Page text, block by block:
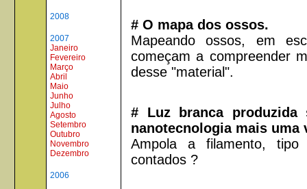
2008
2007
Janeiro
Fevereiro
Março
Abril
Maio
Junho
Julho
Agosto
Setembro
Outubro
Novembro
Dezembro
2006
# O mapa dos ossos.
Mapeando ossos, em
começam a compreender
desse "material".
# Luz branca
nanotecnologia mais uma
Ampola a filamento,
contados ?